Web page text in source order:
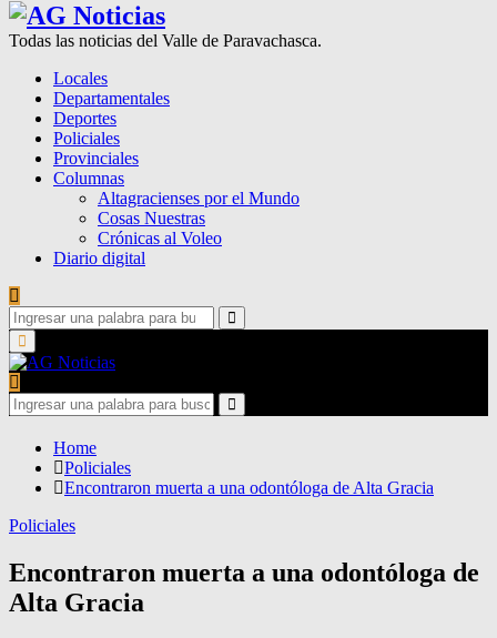
Todas las noticias del Valle de Paravachasca.
Locales
Departamentales
Deportes
Policiales
Provinciales
Columnas
Altagracienses por el Mundo
Cosas Nuestras
Crónicas al Voleo
Diario digital
Search
for:
Search
Primary
Menu
Search
for:
Search
Home
Policiales
Encontraron muerta a una odontóloga de Alta Gracia
Policiales
Encontraron muerta a una odontóloga de
Alta Gracia